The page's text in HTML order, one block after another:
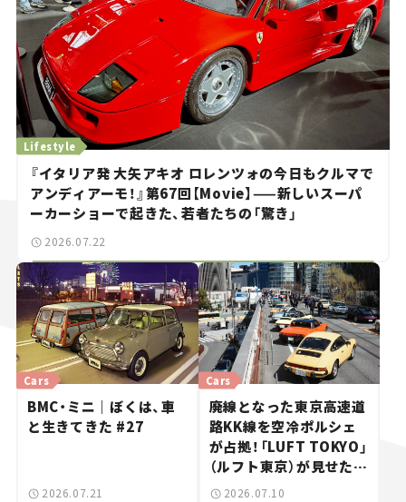
Lifestyle
『イタリア発 大矢アキオ ロレンツォの今日もクルマで
アンディアーモ！』第67回【Movie】——新しいスーパ
ーカーショーで起きた、若者たちの「驚き」
2026.07.22
Cars
BMC・ミニ｜ぼくは、車
と生きてきた #27
2026.07.21
Cars
廃線となった東京高速道
路KK線を空冷ポルシェ
が占拠！「LUFT TOKYO」
（ルフト東京）が見せた奇
跡の一日——ハッサンの
2026.07.10